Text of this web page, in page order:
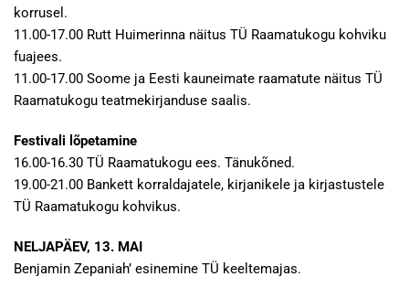
korrusel.
11.00-17.00 Rutt Huimerinna näitus TÜ Raamatukogu kohviku
fuajees.
11.00-17.00 Soome ja Eesti kauneimate raamatute näitus TÜ
Raamatukogu teatmekirjanduse saalis.
Festivali lõpetamine
16.00-16.30 TÜ Raamatukogu ees. Tänukõned.
19.00-21.00 Bankett korraldajatele, kirjanikele ja kirjastustele
TÜ Raamatukogu kohvikus.
NELJAPÄEV, 13. MAI
Benjamin Zepaniah’ esinemine TÜ keeltemajas.